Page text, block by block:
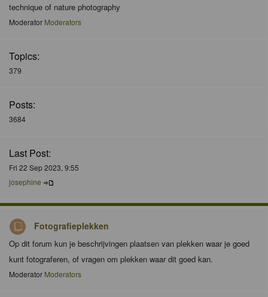
technique of nature photography
Moderator Moderators
Topics:
379
Posts:
3684
Last Post:
Fri 22 Sep 2023, 9:55
josephine
Fotografieplekken
Op dit forum kun je beschrijvingen plaatsen van plekken waar je goed
kunt fotograferen, of vragen om plekken waar dit goed kan.
Moderator Moderators